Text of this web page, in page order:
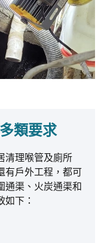
類要求
清理喉管及廁所
有戶外工程，都可
通渠、 火炭通渠和
下：